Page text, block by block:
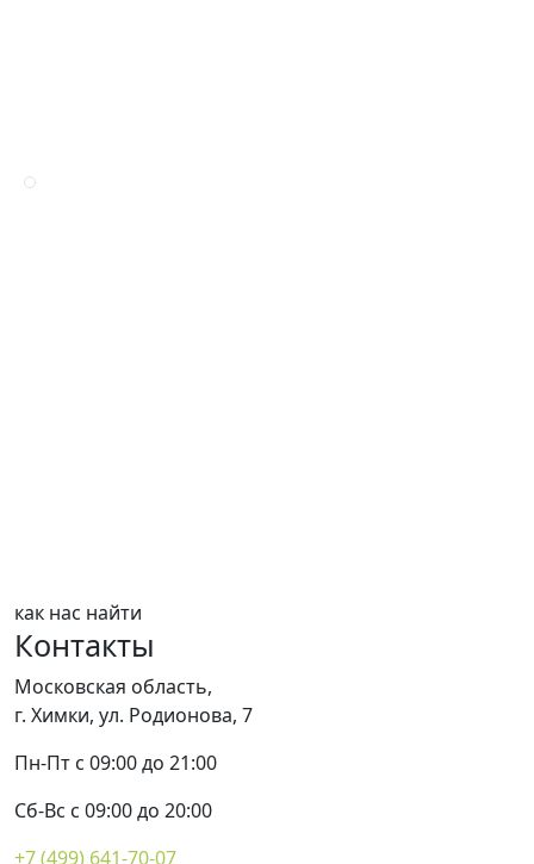
как нас найти
Контакты
Московская область,
г. Химки, ул. Родионова, 7
Пн-Пт с 09:00 до 21:00
Сб-Вс с 09:00 до 20:00
+7 (499) 641-70-07